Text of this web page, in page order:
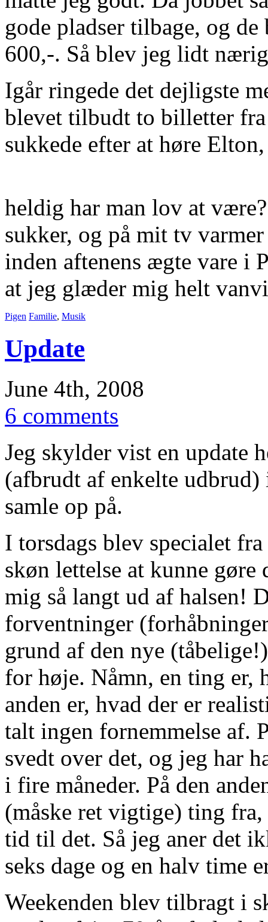
gode pladser tilbage, og
600,-. Så blev jeg lidt
Igår ringede det dejligste
blevet tilbudt to billetter
sukkede efter at høre
heldig har man lov at
sukker, og på mit tv
inden aftenens ægte vare i
at jeg glæder mig helt
Pigen Familie, Musik
Update
June 4th, 2008
6 comments
Jeg skylder vist en update
(afbrudt af enkelte
samle op på.
I torsdags blev specialet
skøn lettelse at kunne
mig så langt ud af halsen!
forventninger
grund af den nye
for høje. Nåmn, en ting er,
anden er, hvad der er
talt ingen fornemmelse af.
svedt over det, og jeg har
i fire måneder. På den
(måske ret vigtige) ting
tid til det. Så jeg aner det
seks dage og en halv time
Weekenden blev tilbragt i